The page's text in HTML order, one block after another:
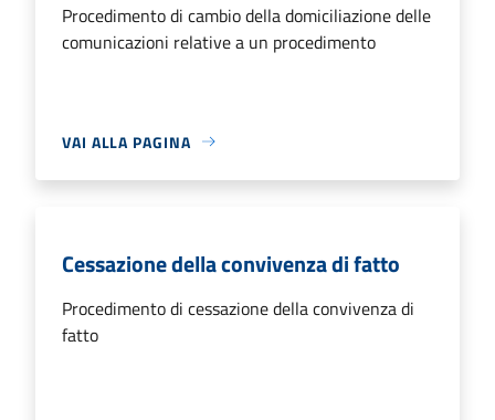
Procedimento di cambio della domiciliazione delle
comunicazioni relative a un procedimento
VAI ALLA PAGINA
Cessazione della convivenza di fatto
Procedimento di cessazione della convivenza di
fatto